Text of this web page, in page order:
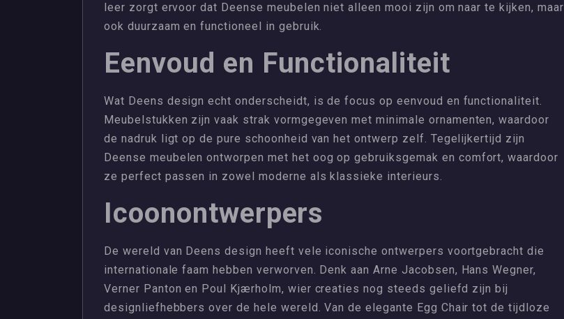
leer zorgt ervoor dat Deense meubelen niet alleen mooi zijn om naar te kijken, maar
ook duurzaam en functioneel in gebruik.
Eenvoud en Functionaliteit
Wat Deens design echt onderscheidt, is de focus op eenvoud en functionaliteit.
Meubelstukken zijn vaak strak vormgegeven met minimale ornamenten, waardoor
de nadruk ligt op de pure schoonheid van het ontwerp zelf. Tegelijkertijd zijn
Deense meubelen ontworpen met het oog op gebruiksgemak en comfort, waardoor
ze perfect passen in zowel moderne als klassieke interieurs.
Icoonontwerpers
De wereld van Deens design heeft vele iconische ontwerpers voortgebracht die
internationale faam hebben verworven. Denk aan Arne Jacobsen, Hans Wegner,
Verner Panton en Poul Kjærholm, wier creaties nog steeds geliefd zijn bij
designliefhebbers over de hele wereld. Van de elegante Egg Chair tot de tijdloze